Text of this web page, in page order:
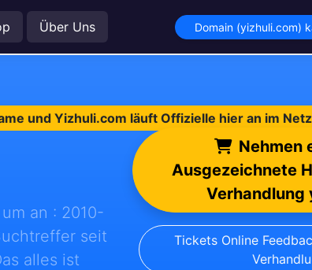
Über Uns Domain (yizhuli.com)
und Yizhuli.com läuft Offizielle hier an im
an : 2010-
seit
alles ist
Nehmen
Ausgezeichnete
Verhandlung
Tickets Online